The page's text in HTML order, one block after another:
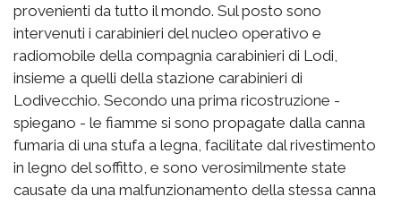
provenienti da tutto il mondo. Sul posto sono
intervenuti i carabinieri del nucleo operativo e
radiomobile della compagnia carabinieri di Lodi,
insieme a quelli della stazione carabinieri di
Lodivecchio. Secondo una prima ricostruzione -
spiegano - le fiamme si sono propagate dalla canna
fumaria di una stufa a legna, facilitate dal rivestimento
in legno del soffitto, e sono verosimilmente state
causate da una malfunzionamento della stessa canna